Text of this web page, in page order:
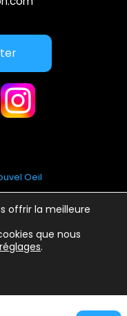
offrir la meilleure
que nous
réglages.
cookies GDPR
Oeil